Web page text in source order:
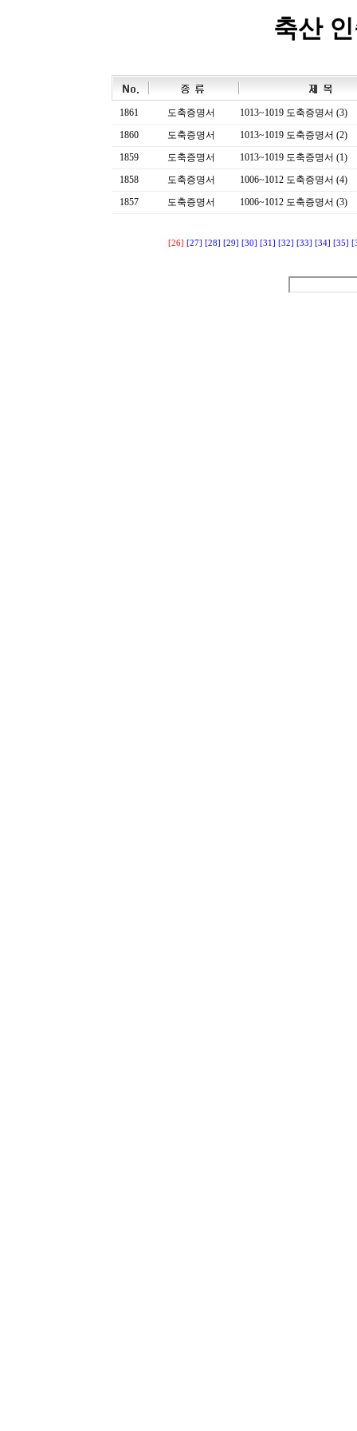
축산
1861 도축증명서
1013~1019 도축증명서 (3)
1860
도축증명서
1013~1019 도축증명서 (2)
1859
도축증명서
1013~1019 도축증명서 (1)
1858
도축증명서
1006~1012 도축증명서 (4)
1857
도축증명서 1006~1012 도축증명서 (3)
[26] [27] [28] [29] [30] [31] [32] [33] [34] [35]